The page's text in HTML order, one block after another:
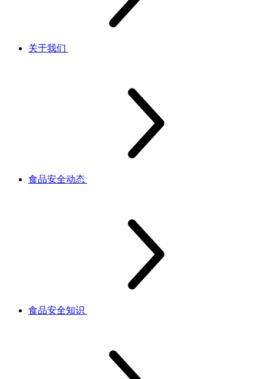
关于我们
食品安全动态
食品安全知识